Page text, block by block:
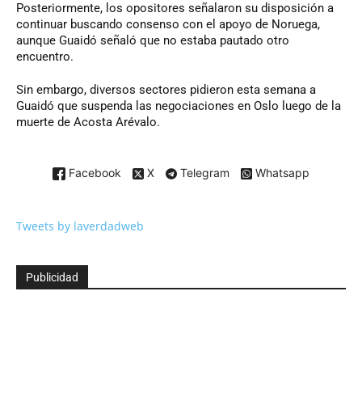
Posteriormente, los opositores señalaron su disposición a
continuar buscando consenso con el apoyo de Noruega,
aunque Guaidó señaló que no estaba pautado otro
encuentro.
Sin embargo, diversos sectores pidieron esta semana a
Guaidó que suspenda las negociaciones en Oslo luego de la
muerte de Acosta Arévalo.
Facebook X Telegram Whatsapp
Tweets by laverdadweb
Publicidad